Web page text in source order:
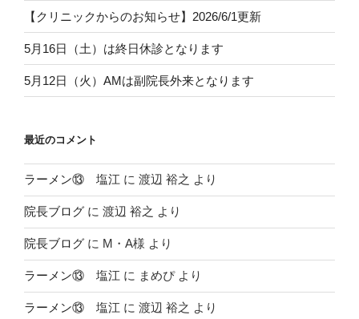
【クリニックからのお知らせ】2026/6/1更新
5月16日（土）は終日休診となります
5月12日（火）AMは副院長外来となります
最近のコメント
ラーメン⑬ 塩江 に 渡辺 裕之 より
院長ブログ に 渡辺 裕之 より
院長ブログ に M・A様 より
ラーメン⑬ 塩江 に まめぴより
ラーメン⑬ 塩江 に 渡辺 裕之 より